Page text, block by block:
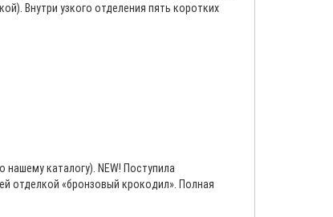
Внутри узкого отделения пять коротких
каталогу). NEW! Поступила
отделкой «бронзовый крокодил». Полная